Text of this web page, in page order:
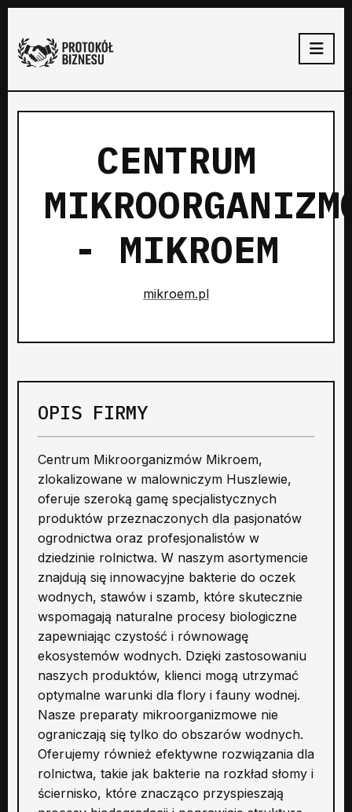
CENTRUM
- MIKROEM
mikroem.pl
OPIS FIRMY
Centrum Mikroorganizmów Mikroem,
zlokalizowane w malowniczym Huszlewie,
oferuje szeroką gamę specjalistycznych
produktów przeznaczonych dla pasjonatów
ogrodnictwa oraz profesjonalistów w
dziedzinie rolnictwa. W naszym asortymencie
znajdują się innowacyjne bakterie do oczek
wodnych, stawów i szamb, które skutecznie
wspomagają naturalne procesy biologiczne
zapewniając czystość i równowagę
ekosystemów wodnych. Dzięki zastosowaniu
naszych produktów, klienci mogą utrzymać
optymalne warunki dla flory i fauny wodnej.
Nasze preparaty mikroorganizmowe nie
ograniczają się tylko do obszarów wodnych.
Oferujemy również efektywne rozwiązania dla
rolnictwa, takie jak bakterie na rozkład słomy i
ściernisko, które znacząco przyspieszają